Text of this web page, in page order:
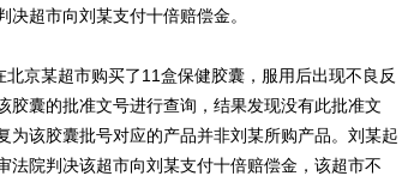
超市向刘某支付十倍赔偿金。
某超市购买了11盒保健胶囊，服用后出现不良反
胶囊的批准文号进行查询，结果发现没有此批准文
该胶囊批号对应的产品并非刘某所购产品。刘某起
院判决该超市向刘某支付十倍赔偿金，该超市不